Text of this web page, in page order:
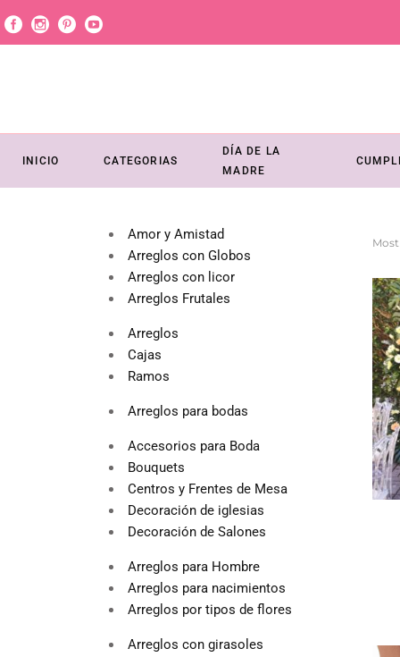
INICIO CATEGORIAS
DÍA DE LA
MADRE
Amor y Amistad
Arreglos con Globos
Arreglos con licor
Arreglos Frutales
Arreglos
Cajas
Ramos
Arreglos para bodas
Accesorios para Boda
Bouquets
Centros y Frentes de Mesa
Decoración de iglesias
Decoración de Salones
Arreglos para Hombre
Arreglos para nacimientos
Arreglos por tipos de flores
Arreglos con girasoles